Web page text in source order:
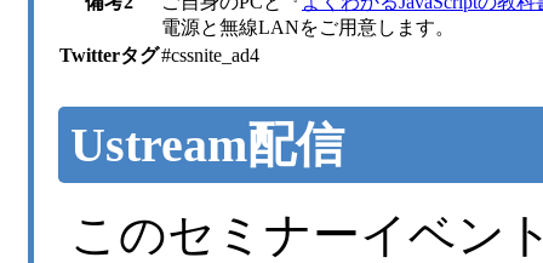
電源と無線LANをご用意します。
Twitterタグ#cssnite_ad4
Ustream配信
このセミナーイベン